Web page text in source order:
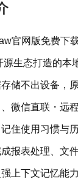
官网版免费下
生态打造的本
储不出设备，
微信直联・远
住使用习惯与
报表处理、文
上下文记忆能